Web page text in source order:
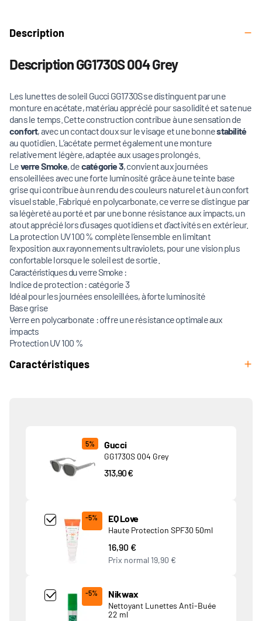
Description
Description GG1730S 004 Grey
Les lunettes de soleil Gucci GG1730S se distinguent par une
monture en acétate, matériau apprécié pour sa solidité et sa tenue
dans le temps. Cette construction contribue à une sensation de
confort, avec un contact doux sur le visage et une bonnestabilité
au quotidien. L’acétate permet également une monture
relativement légère, adaptée aux usages prolongés.
Leverre Smoke, decatégorie 3, convient aux journées
ensoleillées avec une forte luminosité grâce à une teinte base
grise qui contribue à un rendu des couleurs naturel et à un confort
visuel stable. Fabriqué en polycarbonate, ce verre se distingue par
sa légèreté au porté et par une bonne résistance aux impacts, un
atout apprécié lors d’usages quotidiens et d’activités en extérieur.
La protection UV 100 % complète l’ensemble en limitant
l’exposition aux rayonnements ultraviolets, pour une vision plus
confortable lorsque le soleil est de sortie.
Caractéristiques du verre Smoke :
Indice de protection : catégorie 3
Idéal pour les journées ensoleillées, à forte luminosité
Base grise
Verre en polycarbonate : offre une résistance optimale aux
impacts
Protection UV 100 %
Caractéristiques
5% Gucci
GG1730S 004 Grey
313,90 €
Add Product MjQ4MTk= undefined
-5% EQ Love
Haute Protection SPF30 50ml
16,90 €
Prix normal 19,90 €
Add Product MjkwNDA= undefined
-5% Nikwax
Nettoyant Lunettes Anti-Buée
22 ml